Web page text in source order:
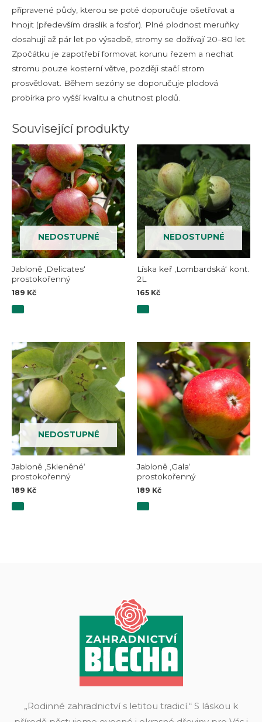
připravené půdy, kterou se poté doporučuje ošetřovat a
hnojit (především draslík a fosfor). Plné plodnost meruňky
dosahují až pár let po výsadbě, stromy se dožívají 20–80 let.
Zpočátku je zapotřebí formovat korunu řezem a nechat
stromu pouze kosterní větve, později stačí strom
prosvětlovat. Během sezóny se doporučuje plodová
probírka pro vyšší kvalitu a chutnost plodů.
Související produkty
NEDOSTUPNÉ
Jabloně ‚Delicates‘
prostokořenný
189 Kč
NEDOSTUPNÉ
Líska keř ‚Lombardská‘ kont.
2L
165 Kč
NEDOSTUPNÉ
Jabloně ‚Skleněné‘
prostokořenný
189 Kč
Jabloně ‚Gala‘
prostokořenný
189 Kč
„Rodinné zahradnictví s letitou tradicí.“ S láskou k